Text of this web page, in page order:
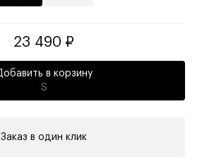
23 490 ₽
в корзину
S
Заказ в один клик